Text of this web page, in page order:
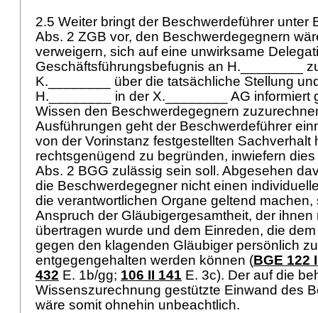
2.5 Weiter bringt der Beschwerdeführer unter
Abs. 2 ZGB vor, den Beschwerdegegnern
verweigern, sich auf eine unwirksame
Geschäftsführungsbefugnis an H.________
K.________ über die tatsächliche Stellung
H.________ in der X.________ AG informiert
Wissen den Beschwerdegegnern
Ausführungen geht der Beschwerdeführer
von der Vorinstanz festgestellten Sachverhalt
rechtsgenügend zu begründen, inwiefern
Abs. 2 BGG zulässig sein soll. Abgesehen
die Beschwerdegegner nicht einen
die verantwortlichen Organe geltend
Anspruch der Gläubigergesamtheit, der
übertragen wurde und dem Einreden, die
gegen den klagenden Gläubiger persönlich
entgegengehalten werden können (BGE 122
432 E. 1b/gg; 106 II 141 E. 3c). Der auf die
Wissenszurechnung gestützte Einwand des
wäre somit ohnehin unbeachtlich.